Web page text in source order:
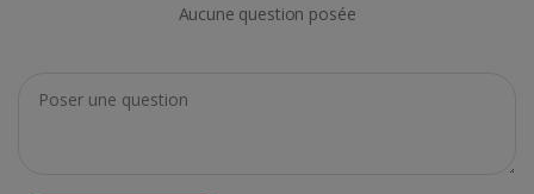
Aucune question posée